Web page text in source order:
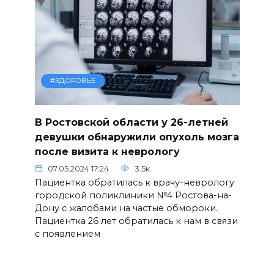
#ЗДОРОВЬЕ
В Ростовской области у 26-летней
девушки обнаружили опухоль мозга
после визита к неврологу
07.05.2024 17:24 3.5к.
Пациентка обратилась к врачу-неврологу
городской поликлиники №4 Ростова-на-
Дону с жалобами на частые обмороки.
Пациентка 26 лет обратилась к нам в связи
с появлением